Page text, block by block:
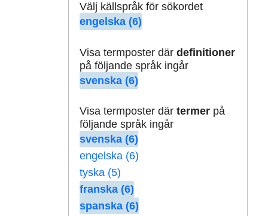
Välj källspråk för sökordet
engelska (6)
Visa termposter där definitioner
på följande språk ingår
svenska (6)
Visa termposter där termerpå
följande språk ingår
svenska (6)
engelska (6)
tyska (5)
franska (6)
spanska (6)